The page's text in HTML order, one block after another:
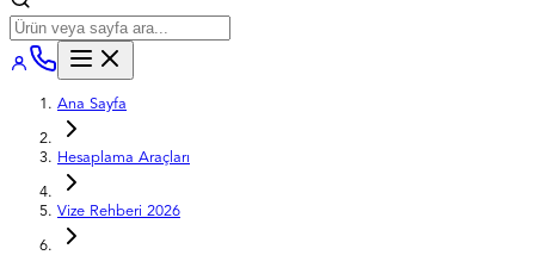
Ana Sayfa
Hesaplama Araçları
Vize Rehberi 2026